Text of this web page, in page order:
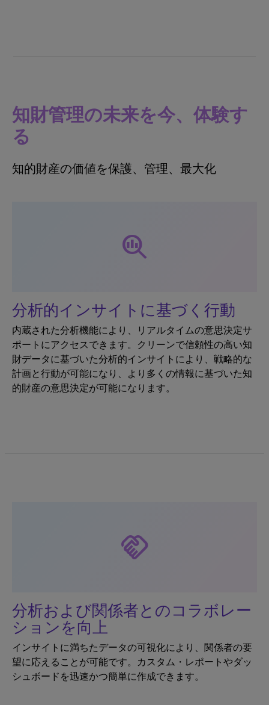
知財管理の未来を今、体験す
る
知的財産の価値を保護、管理、最大化
search_insights
分析的インサイトに基づく行動
内蔵された分析機能により、リアルタイムの意思決定サ
ポートにアクセスできます。クリーンで信頼性の高い知
財データに基づいた分析的インサイトにより、戦略的な
計画と行動が可能になり、より多くの情報に基づいた知
的財産の意思決定が可能になります。
handshake
分析および関係者とのコラボレー
ションを向上
インサイトに満ちたデータの可視化により、関係者の要
望に応えることが可能です。カスタム・レポートやダッ
シュボードを迅速かつ簡単に作成できます。